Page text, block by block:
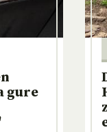
gure